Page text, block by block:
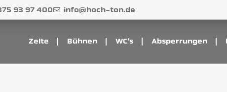
93 97 400 info@hoch-ton.de
Zelte Bühnen WC’s Absperrungen